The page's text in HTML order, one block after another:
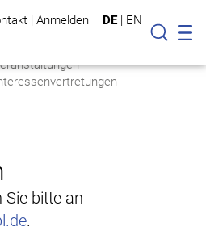
| Anmelden DE | EN
Suche
Sie bitte an
.